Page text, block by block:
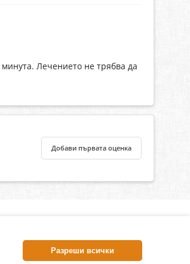
Лечението не трябва да
Добави първата оценка
онлайн аптека и част от аптеки
от 30 години се грижат за здравето на
Разреши всички